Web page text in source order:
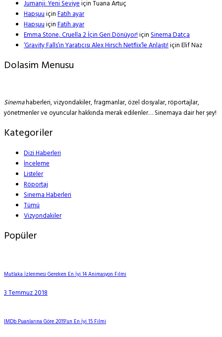
Jumanji: Yeni SeviyeiçinTuana Artuç
HapşuuiçinFatih ayar
HapşuuiçinFatih ayar
Emma Stone, Cruella 2 İçin Geri Dönüyor!içinSinema Datça
‘Gravity Falls’ın Yaratıcısı Alex Hirsch Netflix’le Anlaştı!içinElif Naz
Dolasim Menusu
Sinemahaberleri, vizyondakiler, fragmanlar, özel dosyalar, röportajlar,
yönetmenler ve oyuncular hakkında merak edilenler… Sinemaya dair her şey!
Kategoriler
Dizi Haberleri
İnceleme
Listeler
Röportaj
Sinema Haberleri
Tümü
Vizyondakiler
Popüler
Mutlaka İzlenmesi Gereken En İyi 14 Animasyon Filmi
3 Temmuz 2018
IMDb Puanlarına Göre 2019’un En İyi 15 Filmi